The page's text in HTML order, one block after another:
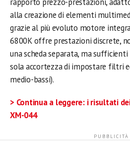
alla creazione di elementi
grazie al più evoluto motore
6800K offre prestazioni discrete,
una scheda separata, ma
sola accortezza di impostare filtri
medio-bassi).
> Continua a leggere: i risultati
XM-044